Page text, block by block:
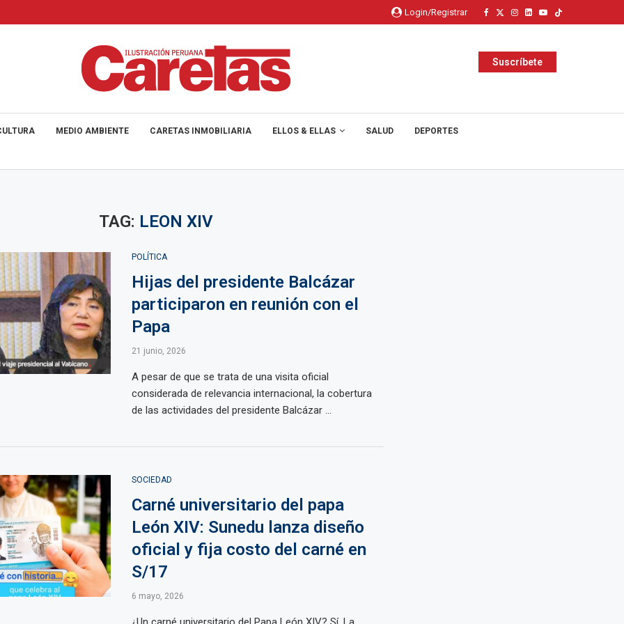
Login/Registrar
Suscríbete
MEDIO AMBIENTE CARETAS INMOBILIARIA ELLOS & ELLAS SALUD DEPORTES
TAG: LEON XIV
POLÍTICA
Hijas del presidente Balcázar
participaron en reunión con el
Papa
21 junio, 2026
A pesar de que se trata de una visita oficial
considerada de relevancia internacional, la cobertura
de las actividades del presidente Balcázar ...
SOCIEDAD
Carné universitario del papa
León XIV: Sunedu lanza diseño
oficial y fija costo del carné en
S/17
6 mayo, 2026